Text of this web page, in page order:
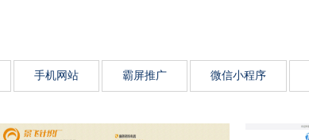
手机网站 霸屏推广 微信小程序